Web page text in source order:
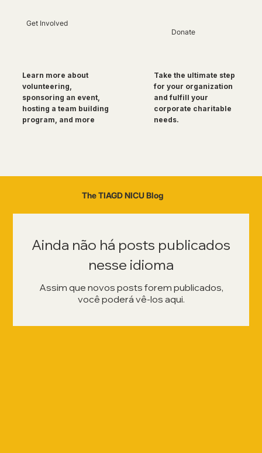
Get Involved
Learn more about
volunteering,
sponsoring an event,
hosting a team building
program, and more
Donate
Take the ultimate step
for your organization
and fulfill your
corporate charitable
needs.
The TIAGD NICU Blog
Ainda não há posts publicados
nesse idioma
Assim que novos posts forem publicados,
você poderá vê-los aqui.